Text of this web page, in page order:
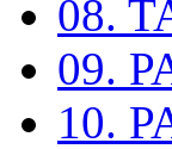
08.
09.
10.